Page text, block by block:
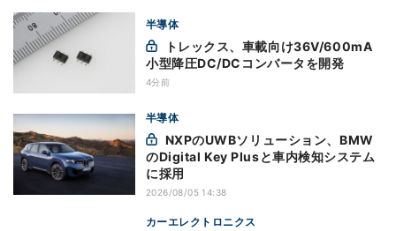
半導体
小型降圧DC/DCコンバータを開発
4分前
半導体
のDigital Key Plusと車内検知システム
に採用
2026/08/05 14:38
カーエレクトロニクス